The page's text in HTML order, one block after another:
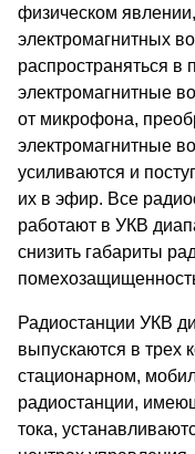
физическом
электромагнитных
распространяться в
электромагнитные
от микрофона,
электромагнитные
усиливаются и
их в эфир. Все
работают в УКВ
снизить габариты
Радиостанции УКВ
выпускаются в трех
стационарном,
радиостанции,
тока,